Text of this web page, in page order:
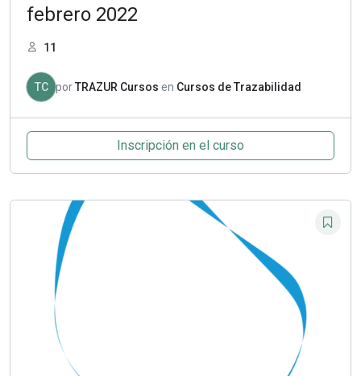
febrero 2022
11
TC porTRAZUR Cursos en Cursos de Trazabilidad
Inscripción en el curso